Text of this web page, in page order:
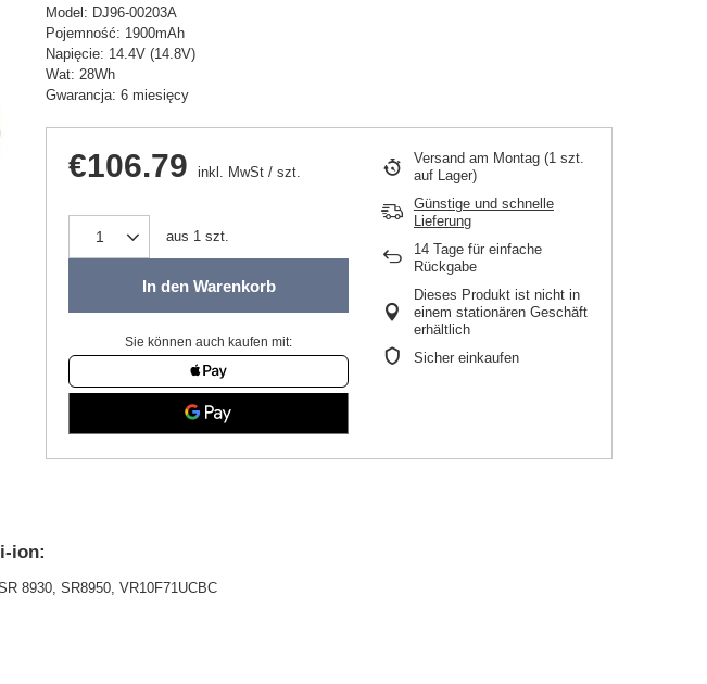
Model: DJ96-00203A
Pojemność: 1900mAh
Napięcie: 14.4V (14.8V)
Wat: 28Wh
Gwarancja: 6 miesięcy
€106.79 inkl. MwSt / szt.
aus 1 szt.
In den Warenkorb
Sie können auch kaufen mit:
Versand am Montag (1 szt.
auf Lager)
Günstige und schnelle
Lieferung
14 Tage für einfache
Rückgabe
Dieses Produkt ist nicht in
einem stationären Geschäft
erhältlich
Sicher einkaufen
ion:
8930, SR8950, VR10F71UCBC